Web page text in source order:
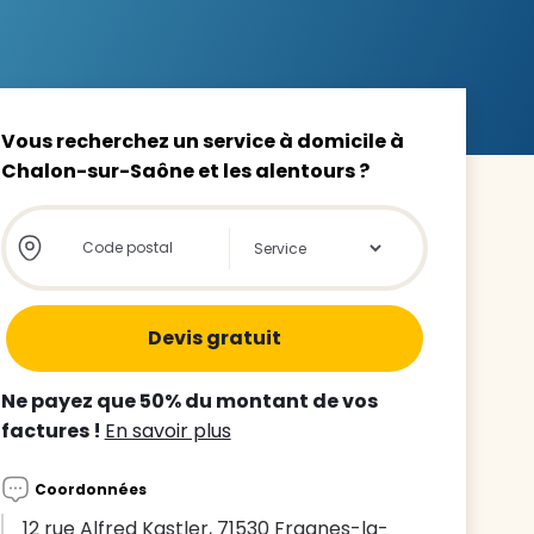
le
enfant
à
Vous recherchez un service à domicile à
Chalon-sur-Saône et les alentours ?
Store locator global - Autocompletion
Rechercher
Ne payez que 50% du montant de vos
factures ! En savoir plus
Coordonnées